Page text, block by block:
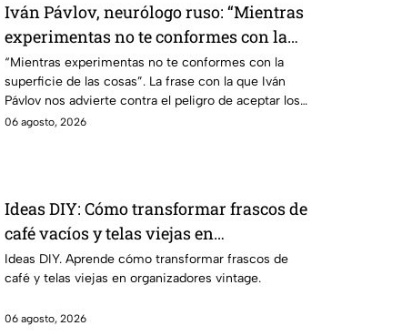
Iván Pávlov, neurólogo ruso: “Mientras
experimentas no te conformes con la
superficie de las cosas”
“Mientras experimentas no te conformes con la
superficie de las cosas”. La frase con la que Iván
Pávlov nos advierte contra el peligro de aceptar los
resultados aparentes.
06 agosto, 2026
Ideas DIY: Cómo transformar frascos de
café vacíos y telas viejas en
organizadores de escritorio estilo
vintage
Ideas DIY. Aprende cómo transformar frascos de
café y telas viejas en organizadores vintage.
06 agosto, 2026